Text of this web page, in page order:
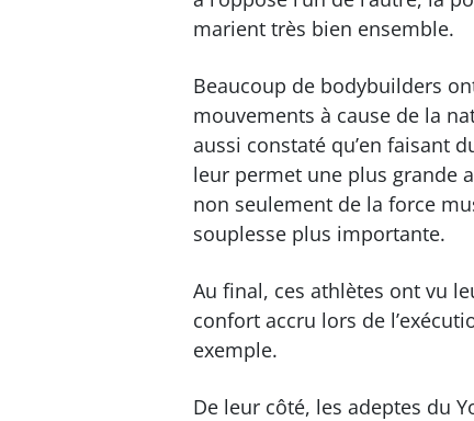
marient très bien ensemble.
Beaucoup de bodybuilders
mouvements à cause de la
aussi constaté qu’en faisant
leur permet une plus grande
non seulement de la force
souplesse plus importante.
Au final, ces athlètes ont vu
confort accru lors de
exemple.
De leur côté, les adeptes du